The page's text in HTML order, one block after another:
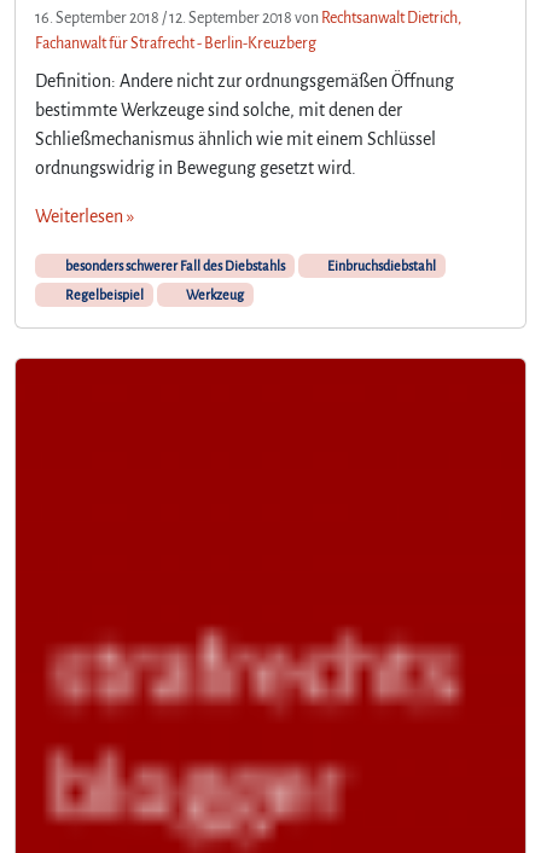
16. September 2018 /12. September 2018 von Rechtsanwalt Dietrich,
Fachanwalt für Strafrecht - Berlin-Kreuzberg
Definition: Andere nicht zur ordnungsgemäßen Öffnung
bestimmte Werkzeuge sind solche, mit denen der
Schließmechanismus ähnlich wie mit einem Schlüssel
ordnungswidrig in Bewegung gesetzt wird.
Weiterlesen »
besonders schwerer Fall des Diebstahls
Einbruchsdiebstahl
Regelbeispiel
Werkzeug